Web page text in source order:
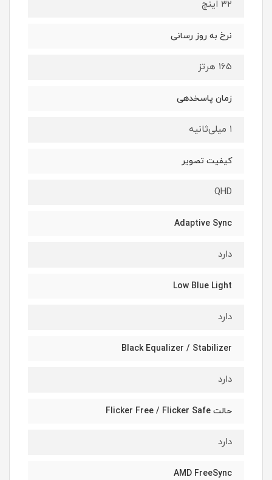
۳۲ اینچ
نرخ به روز رسانی
۱۶۵ هرتز
زمان پاسخدهی
۱ میلی‌ثانیه
کیفیت تصویر
QHD
Adaptive Sync
دارد
Low Blue Light
دارد
Black Equalizer / Stabilizer
دارد
حالت Flicker Free / Flicker Safe
دارد
AMD FreeSync